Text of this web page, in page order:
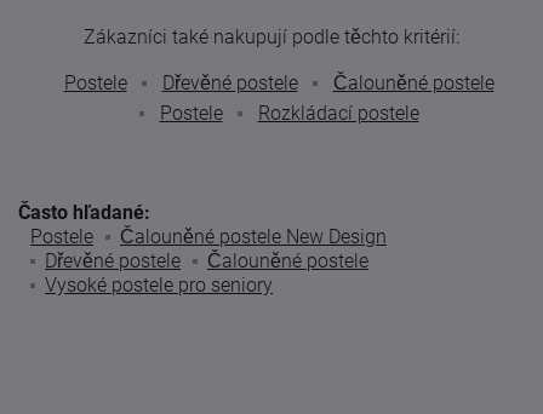
Zákazníci také nakupují podle těchto kritérií:
Postele
Dřevěné postele
Čalouněné postele
Postele
Rozkládací postele
Často hľadané:
Postele
Čalouněné postele New Design
Dřevěné postele
Čalouněné postele
Vysoké postele pro seniory